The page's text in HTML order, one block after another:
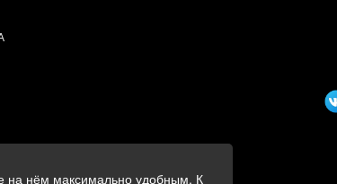
на нём максимально удобным. К